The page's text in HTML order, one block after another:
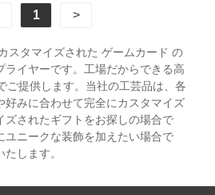
1 >
スタマイズされた ゲームカード の
ライヤーです。工場だからできる高
ご提供します。当社の工芸品は、各
好みに合わせて完全にカスタマイズ
ズされたギフトをお探しの場合で
ユニークな装飾を加えたい場合で
します。